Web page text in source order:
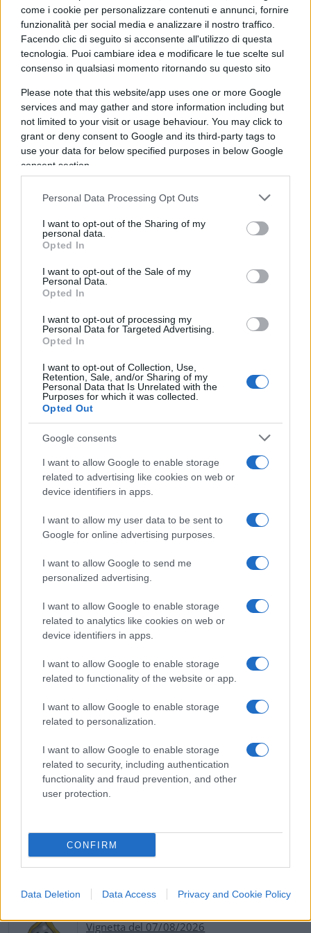
come i cookie per personalizzare contenuti e annunci, fornire
funzionalità per social media e analizzare il nostro traffico.
Facendo clic di seguito si acconsente all'utilizzo di questa
tecnologia. Puoi cambiare idea e modificare le tue scelte sul
consenso in qualsiasi momento ritornando su questo sito
Please note that this website/app uses one or more Google
services and may gather and store information including but
not limited to your visit or usage behaviour. You may click to
grant or deny consent to Google and its third-party tags to
use your data for below specified purposes in below Google
consent section.
Personal Data Processing Opt Outs
I want to opt-out of the Sharing of my
personal data.
Opted In
I want to opt-out of the Sale of my
Personal Data.
Opted In
I want to opt-out of processing my
Personal Data for Targeted Advertising.
Opted In
I want to opt-out of Collection, Use,
Retention, Sale, and/or Sharing of my
Personal Data that Is Unrelated with the
Purposes for which it was collected.
Opted Out
Google consents
I want to allow Google to enable storage
related to advertising like cookies on web or
device identifiers in apps.
I want to allow my user data to be sent to
Google for online advertising purposes.
I want to allow Google to send me
personalized advertising.
I want to allow Google to enable storage
related to analytics like cookies on web or
device identifiers in apps.
I want to allow Google to enable storage
related to functionality of the website or app.
I want to allow Google to enable storage
related to personalization.
I want to allow Google to enable storage
related to security, including authentication
functionality and fraud prevention, and other
user protection.
CONFIRM
Data Deletion Data Access Privacy and Cookie Policy
Se vengo eletto per fermare il traffico dei migranti
è evidente che la mia azione politica in qualità di
ministro non può che andare in quella direzione.
Ma se il Tribunale di Palermo assolvesse Salvini
può accadere che qualcuno punti nuovamente il
dito contro la magistratura, che si vedrebbe a
questo punto accelerare la riforma della
separazione delle carriere. E allora potrebbe
anche condannarlo, salvo poi risultare assolto in
appello o in Cassazione. Ma nel frattempo
magistratura andrebbe avanti all’infinito.
Ma c’è anche una quarta soluzione.
sentenza pronunciata ai sensi dell’art. 529 cpp,
cioè di “non doversi procedere”, in quanto fatti
tipiche funzioni ministeriali da parte di un
ministro in carica, censurabili solo sul piano
politico e ma non su quello processuale. In questo
modo ci troveremmo davanti aduna non-
condanna ma anche ad una non-assoluzione
giudici del Tribunale potrebbero benissimo
uscirsene con questa formula che riassumiamo
volgarmente: “Non siamo potuti entrare nel
merito perché il processo non sarebbe dovuto
neppure cominciare. E non abbiamo deciso noi
che cominciasse. Non possiamo dire che Salvini è
innocente, ma neppure colpevole. Semplicemente
non possiamo entrare nel merito”. Et voilà.
Paolo Becchi e Giuseppe Palma, 20 dicembre 2024
sufficientecliccare quiper iscriversi al canale ed
#MAGISTRATURA
#MATTEO SALVINI
#OPEN ARMS
#PROCESSO
5
Vignetta del 07/08/2026